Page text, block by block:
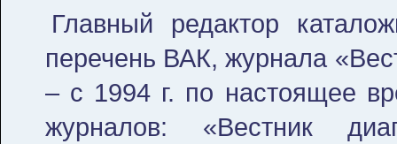
Главный редактор
перечень ВАК, журнала
– с 1994 г. по настоящее
журналов: «Вестник